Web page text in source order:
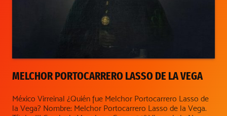
MELCHOR PORTOCARRERO LASSO DE LA VEGA
México Virreinal ¿Quién fue Melchor Portocarrero Lasso de
la Vega? Nombre: Melchor Portocarrero Lasso de la Vega.